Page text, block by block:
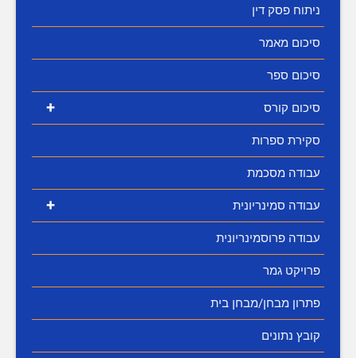
ניתוח פסק דין
סיכום מאמר
סיכום ספר
+
סיכום קורס
סקירת ספרות
עבודה מסכמת
+
עבודה סמינריונית
עבודה פרוסמינריונית
פרויקט גמר
פתרון מבחן/מבחן בית
קובץ נתונים